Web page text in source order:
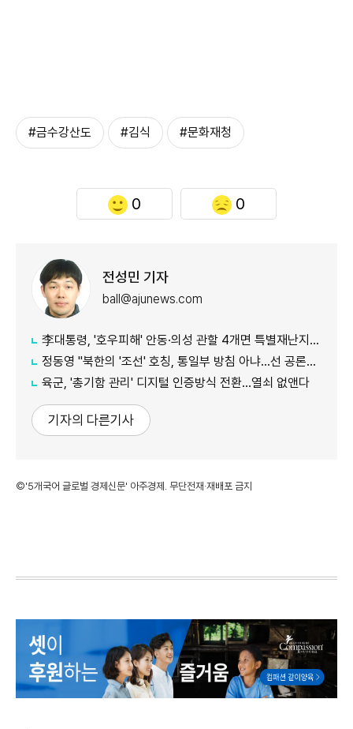
#금수강산도 #김식 #문화재청
0 0
전성민 기자
ball@ajunews.com
李대통령, '호우피해' 안동·의성 관할 4개면 특별재난지역 선포
정동영 "북한의 '조선' 호칭, 통일부 방침 아냐...선 공론화 먼저"
육군, '총기함 관리' 디지털 인증방식 전환…열쇠 없앤다
기자의 다른기사
©'5개국어 글로벌 경제신문' 아주경제. 무단전재·재배포 금지